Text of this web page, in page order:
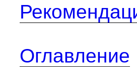
Оглавление